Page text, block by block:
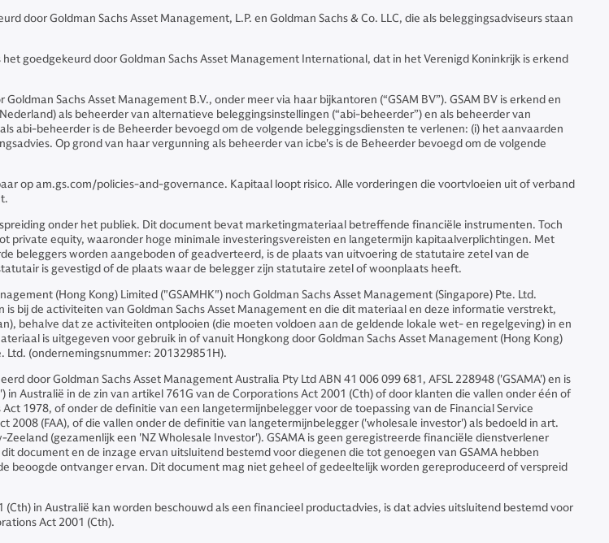
door Goldman Sachs Asset Management, L.P. en Goldman Sachs & Co. LLC, die als beleggingsadviseurs staan
goedgekeurd door Goldman Sachs Asset Management International, dat in het Verenigd Koninkrijk is erkend
Sachs Asset Management B.V., onder meer via haar bijkantoren (“GSAM BV”). GSAM BV is erkend en
als beheerder van alternatieve beleggingsinstellingen (“abi-beheerder”) en als beheerder van
abi-beheerder is de Beheerder bevoegd om de volgende beleggingsdiensten te verlenen: (i) het aanvaarden
Op grond van haar vergunning als beheerder van icbe's is de Beheerder bevoegd om de volgende
op am.gs.com/policies-and-governance. Kapitaal loopt risico. Alle vorderingen die voortvloeien uit of verband
onder het publiek. Dit document bevat marketingmateriaal betreffende financiële instrumenten. Toch
private equity, waaronder hoge minimale investeringsvereisten en langetermijn kapitaalverplichtingen. Met
beleggers worden aangeboden of geadverteerd, is de plaats van uitvoering de statutaire zetel van de
is gevestigd of de plaats waar de belegger zijn statutaire zetel of woonplaats heeft.
(Hong Kong) Limited ("GSAMHK") noch Goldman Sachs Asset Management (Singapore) Pte. Ltd.
bij de activiteiten van Goldman Sachs Asset Management en die dit materiaal en deze informatie verstrekt,
behalve dat ze activiteiten ontplooien (die moeten voldoen aan de geldende lokale wet- en regelgeving) in en
is uitgegeven voor gebruik in of vanuit Hongkong door Goldman Sachs Asset Management (Hong Kong)
Ltd. (ondernemingsnummer: 201329851H).
door Goldman Sachs Asset Management Australia Pty Ltd ABN 41 006 099 681, AFSL 228948 ('GSAMA') en is
Australië in de zin van artikel 761G van de Corporations Act 2001 (Cth) of door klanten die vallen onder één of
1978, of onder de definitie van een langetermijnbelegger voor de toepassing van de Financial Service
2008 (FAA), of die vallen onder de definitie van langetermijnbelegger ('wholesale investor') als bedoeld in art.
(gezamenlijk een 'NZ Wholesale Investor'). GSAMA is geen geregistreerde financiële dienstverlener
document en de inzage ervan uitsluitend bestemd voor diegenen die tot genoegen van GSAMA hebben
beoogde ontvanger ervan. Dit document mag niet geheel of gedeeltelijk worden gereproduceerd of verspreid
in Australië kan worden beschouwd als een financieel productadvies, is dat advies uitsluitend bestemd voor
Act 2001 (Cth).